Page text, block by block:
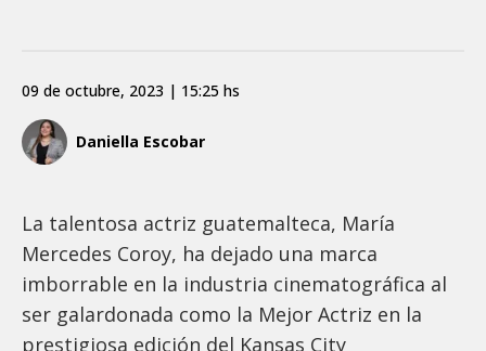
Daniella Escobar
09 de octubre, 2023 | 15:25 hs
La talentosa actriz guatemalteca, María
Mercedes Coroy, ha dejado una marca
imborrable en la industria cinematográfica al
ser galardonada como la Mejor Actriz en la
prestigiosa edición del Kansas City